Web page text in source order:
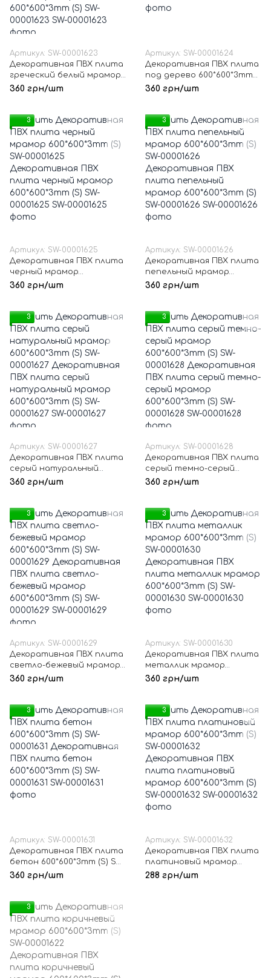
Артикул: SW-00001623
Декоративная ПВХ плита
греческий белый мрамор
600*600*3mm (S) SW-
360 грн/шт
Артикул: SW-00001624
Декоративная ПВХ плита
под дерево 600*600*3mm
(S) SW-00001624
360 грн/шт
3
Артикул: SW-00001625
Декоративная ПВХ плита
черный мрамор
600*600*3mm (S) SW-
360 грн/шт
3
Артикул: SW-00001626
Декоративная ПВХ плита
пепельный мрамор
600*600*3mm (S) SW-
360 грн/шт
3
Артикул: SW-00001627
Декоративная ПВХ плита
серый натуральный
мрамор 600*600*3mm (S)
360 грн/шт
3
Артикул: SW-00001628
Декоративная ПВХ плита
серый темно-серый
мрамор 600*600*3mm (S)
360 грн/шт
3
Артикул: SW-00001629
Декоративная ПВХ плита
светло-бежевый мрамор
600*600*3mm (S) SW-
360 грн/шт
3
Артикул: SW-00001630
Декоративная ПВХ плита
металлик мрамор
600*600*3mm (S) SW-
360 грн/шт
3
Артикул: SW-00001631
Декоративная ПВХ плита
бетон 600*600*3mm (S) SW-
00001631
360 грн/шт
3
Артикул: SW-00001632
Декоративная ПВХ плита
платиновый мрамор
600*600*3mm (S) SW-
288 грн/шт
3